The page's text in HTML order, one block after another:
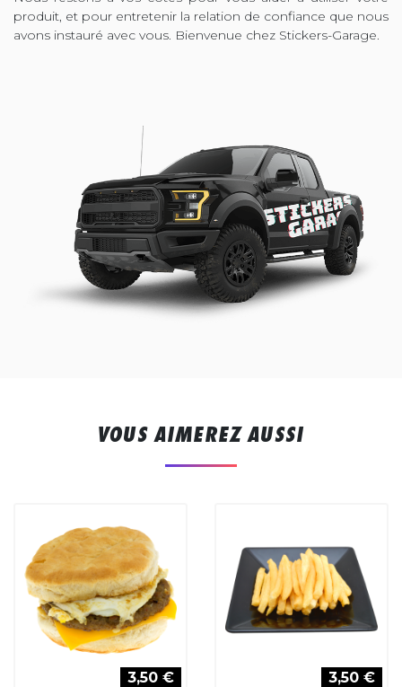
produit, et pour entretenir la relation de confiance que nous
avons instauré avec vous. Bienvenue chez Stickers-Garage.
VOUS AIMEREZ AUSSI
3,50 € 3,50 €